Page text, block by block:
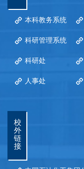
本科教务系统
科研管理系统
科研处
人事处
校
外
链
接